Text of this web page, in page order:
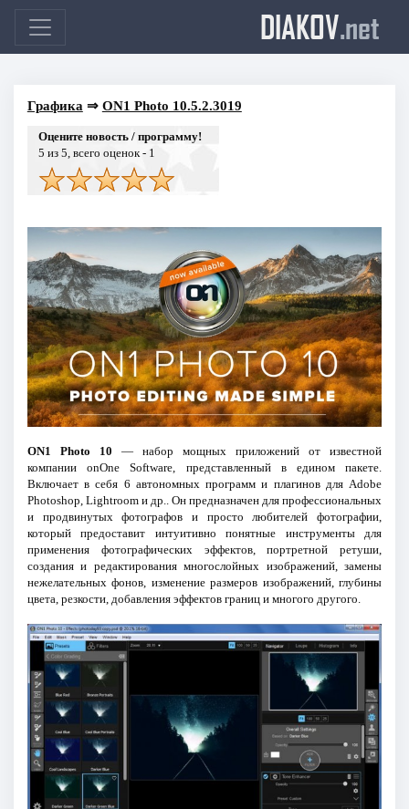
DIAKOV.net
Графика ⇒ ON1 Photo 10.5.2.3019
Оцените новость / программу!
5 из 5, всего оценок - 1
ON1 Photo 10 — набор мощных приложений от известной
компании onOne Software, представленный в едином пакете.
Включает в себя 6 автономных программ и плагинов для Adobe
Photoshop, Lightroom и др.. Он предназначен для профессиональных
и продвинутых фотографов и просто любителей фотографии,
который предоставит интуитивно понятные инструменты для
применения фотографических эффектов, портретной ретуши,
создания и редактирования многослойных изображений, замены
нежелательных фонов, изменение размеров изображений, глубины
цвета, резкости, добавления эффектов границ и многого другого.